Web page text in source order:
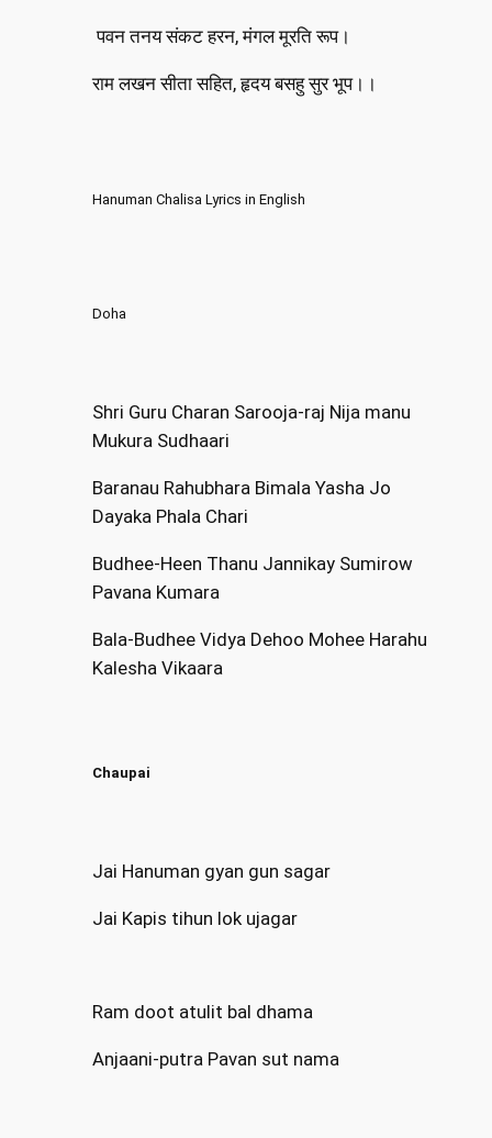
पवन तनय संकट हरन, मंगल मूरति रूप।
राम लखन सीता सहित, हृदय बसहु सुर भूप।।
Hanuman Chalisa Lyrics in English
Doha
Shri Guru Charan Sarooja-raj Nija manu
Mukura Sudhaari
Baranau Rahubhara Bimala Yasha Jo
Dayaka Phala Chari
Budhee-Heen Thanu Jannikay Sumirow
Pavana Kumara
Bala-Budhee Vidya Dehoo Mohee Harahu
Kalesha Vikaara
Chaupai
Jai Hanuman gyan gun sagar
Jai Kapis tihun lok ujagar
Ram doot atulit bal dhama
Anjaani-putra Pavan sut nama